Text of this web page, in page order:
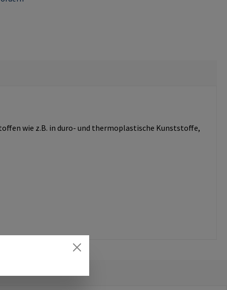
wie z.B. in duro- und thermoplastische Kunststoffe,